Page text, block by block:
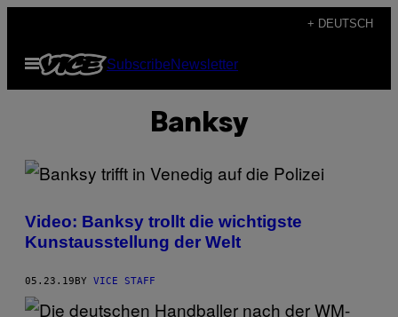
content
+ DEUTSCH
Open
Menu
SubscribeNewsletter
Banksy
Video: Banksy trollt die wichtigste
Kunstausstellung der Welt
05.23.19 BY VICE STAFF